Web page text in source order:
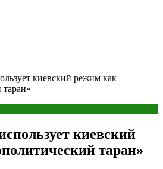
киевский режим как
таран»
киевский
таран»